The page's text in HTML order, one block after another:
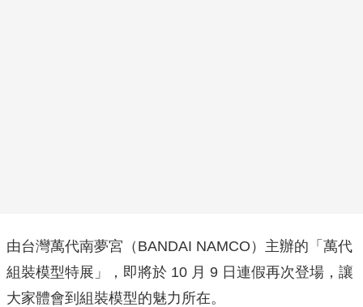
由台灣萬代南夢宮（BANDAI NAMCO）主辦的「萬代
組裝模型特展」，即將於 10 月 9 日連假再次登場，讓
大家體會到組裝模型的魅力所在。